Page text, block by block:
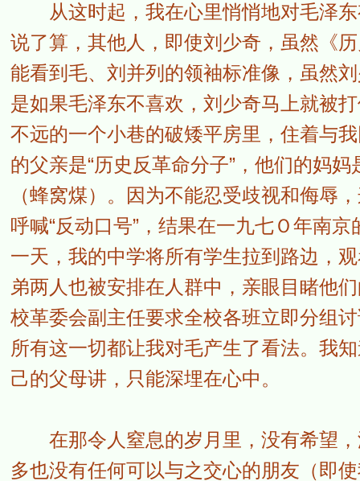
从这时起，我在心里悄悄地对毛泽东
说了算，其他人，即使刘少奇，虽然《
能看到毛、刘并列的领袖标准像，虽然
是如果毛泽东不喜欢，刘少奇马上就被
不远的一个小巷的破矮平房里，住着与
的父亲是“历史反革命分子”，他们的妈
（蜂窝煤）。因为不能忍受歧视和侮辱
呼喊“反动口号”，结果在一九七Ｏ年南
一天，我的中学将所有学生拉到路边，
弟两人也被安排在人群中，亲眼目睹他
校革委会副主任要求全校各班立即分组
所有这一切都让我对毛产生了看法。我
己的父母讲，只能深埋在心中。
在那令人窒息的岁月里，没有希望，
多也没有任何可以与之交心的朋友（即